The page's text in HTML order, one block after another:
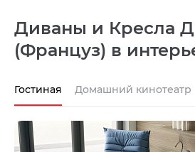
Диваны и Кресла
(Француз) в
Гостиная Домашний кинотеатр